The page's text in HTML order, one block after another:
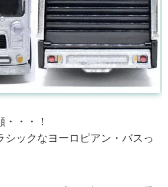
・・！
シックなヨーロピアン・バスっ